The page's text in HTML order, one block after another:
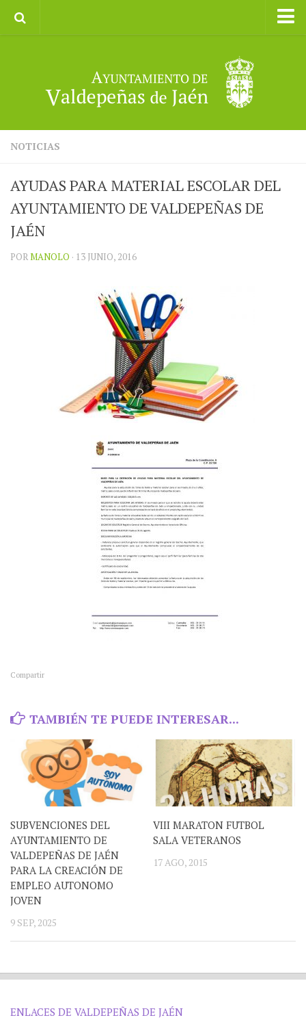
II CXM ROMPEALBARCAS 2023
NOTICIAS
AYUDAS PARA MATERIAL ESCOLAR DEL
AYUNTAMIENTO DE VALDEPEÑAS DE
JAÉN
PORMANOLO · 13 JUNIO, 2016
Compartir
TAMBIÉN TE PUEDE INTERESAR...
SUBVENCIONES DEL
AYUNTAMIENTO DE
VALDEPEÑAS DE JAÉN
PARA LA CREACIÓN DE
EMPLEO AUTONOMO
JOVEN
9 SEP, 2025
VIII MARATON FUTBOL
SALA VETERANOS
17 AGO, 2015
ENLACES DE VALDEPEÑAS DE JAÉN